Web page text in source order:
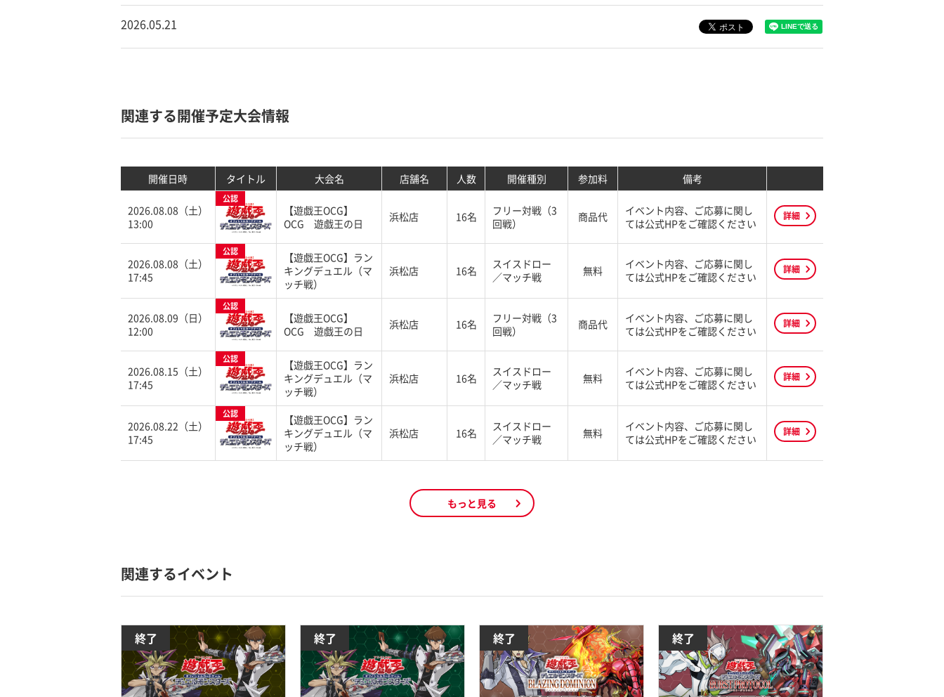
2026.05.21
関連する開催予定大会情報
開催日時 タイトル 大会名 店舗名 人数 開催種別 参加料 備考
2026.08.08（土）
13:00
公認
【遊戯王OCG】
OCG 遊戯王の日
浜松店 16名
フリー対戦（3
回戦）
商品代
イベント内容、ご応募に関し
ては公式HPをご確認ください
詳細
2026.08.08（土）
17:45
公認
【遊戯王OCG】ラン
キングデュエル（マ
ッチ戦）
浜松店 16名
スイスドロー
／マッチ戦
無料
イベント内容、ご応募に関し
ては公式HPをご確認ください
詳細
2026.08.09（日）
12:00
公認
【遊戯王OCG】
OCG 遊戯王の日
浜松店 16名
フリー対戦（3
回戦）
商品代
イベント内容、ご応募に関し
ては公式HPをご確認ください
詳細
2026.08.15（土）
17:45
公認
【遊戯王OCG】ラン
キングデュエル（マ
ッチ戦）
浜松店 16名
スイスドロー
／マッチ戦
無料
イベント内容、ご応募に関し
ては公式HPをご確認ください
詳細
2026.08.22（土）
17:45
公認
【遊戯王OCG】ラン
キングデュエル（マ
ッチ戦）
浜松店 16名
スイスドロー
／マッチ戦
無料
イベント内容、ご応募に関し
ては公式HPをご確認ください
詳細
もっと見る
関連するイベント
終了 終了 終了 終了